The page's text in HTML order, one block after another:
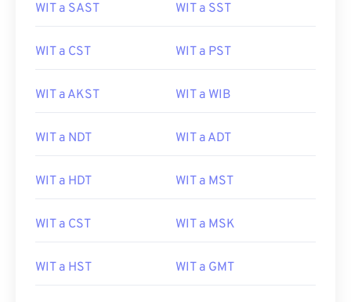
WIT a SAST WIT a SST
WIT a CST WIT a PST
WIT a AKST WIT a WIB
WIT a NDT WIT a ADT
WIT a HDT WIT a MST
WIT a CST WIT a MSK
WIT a HST WIT a GMT